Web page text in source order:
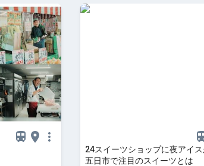
24スイーツショップに夜アイ
五日市で注目のスイーツとは